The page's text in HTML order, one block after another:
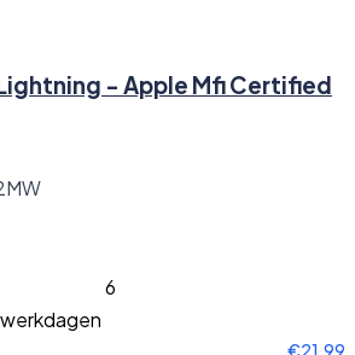
Lightning - Apple Mfi Certified
6
€21,99